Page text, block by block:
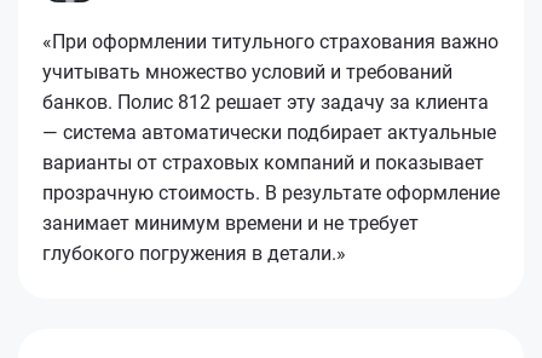
«При оформлении титульного страхования важно
учитывать множество условий и требований
банков. Полис 812 решает эту задачу за клиента
— система автоматически подбирает актуальные
варианты от страховых компаний и показывает
прозрачную стоимость. В результате оформление
занимает минимум времени и не требует
глубокого погружения в детали.»